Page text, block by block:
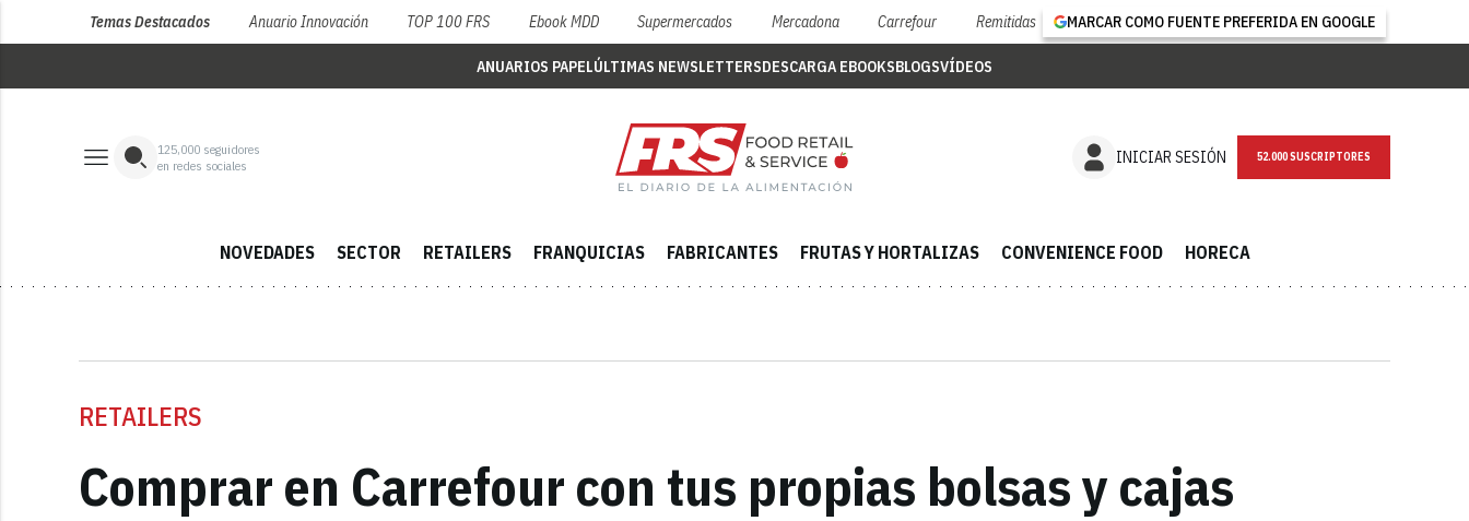
Temas Destacados Anuario Innovación TOP 100 FRS Ebook MDD Supermercados Mercadona Carrefour Remitidas MARCAR COMO FUENTE PREFERIDA EN GOOGLE
ANUARIOS PAPELÚLTIMAS NEWSLETTERSDESCARGA EBOOKSBLOGSVÍDEOS
125,000 seguidores
en redes sociales
INICIAR SESIÓN NEWSLETTER
NOVEDADES SECTOR RETAILERS FRANQUICIAS FABRICANTES FRUTAS Y HORTALIZAS CONVENIENCE FOOD HORECA
RETAILERS
Comprar en Carrefour con tus propias bolsas y cajas